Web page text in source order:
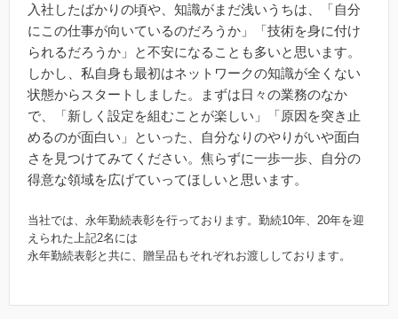
入社したばかりの頃や、知識がまだ浅いうちは、「自分
にこの仕事が向いているのだろうか」「技術を身に付け
られるだろうか」と不安になることも多いと思います。
しかし、私自身も最初はネットワークの知識が全くない
状態からスタートしました。まずは日々の業務のなか
で、「新しく設定を組むことが楽しい」「原因を突き止
めるのが面白い」といった、自分なりのやりがいや面白
さを見つけてみてください。焦らずに一歩一歩、自分の
得意な領域を広げていってほしいと思います。
当社では、永年勤続表彰を行っております。勤続10年、20年を迎
えられた上記2名には
永年勤続表彰と共に、贈呈品もそれぞれお渡ししております。